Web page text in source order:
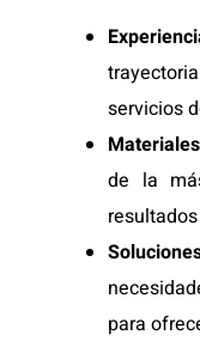
servicios
de la
para